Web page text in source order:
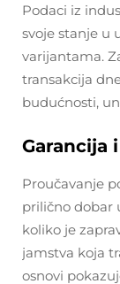
Podaci iz
svoje stanje u
varijantama.
transakcija
budućnosti,
Garancija
Proučavanje
prilično dobar
koliko je
jamstva koja
osnovi